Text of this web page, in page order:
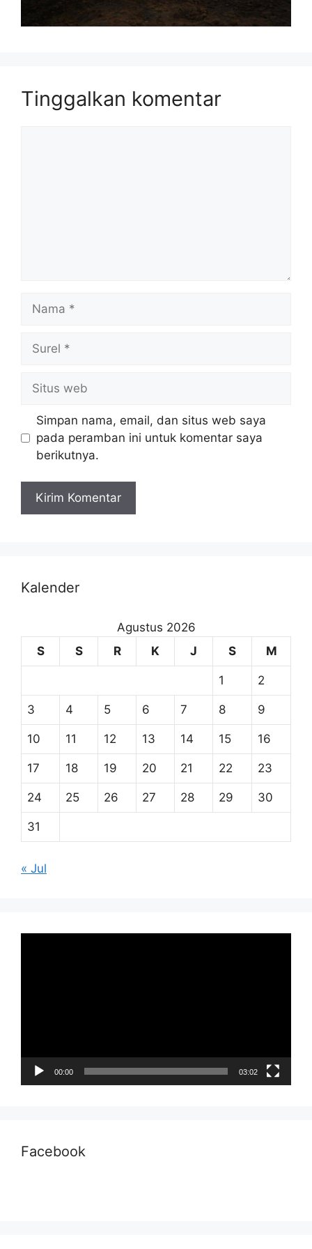
Tinggalkan komentar
Simpan nama, email, dan situs web saya
pada peramban ini untuk komentar saya
berikutnya.
Kalender
Agustus 2026
S
S R K J S M
1 2
3 4 5 6 7 8 9
10 11 12 13 14 15 16
17 18 19 20 21 22 23
24 25 26 27 28 29 30
31
« Jul
00:00 03:02
Facebook